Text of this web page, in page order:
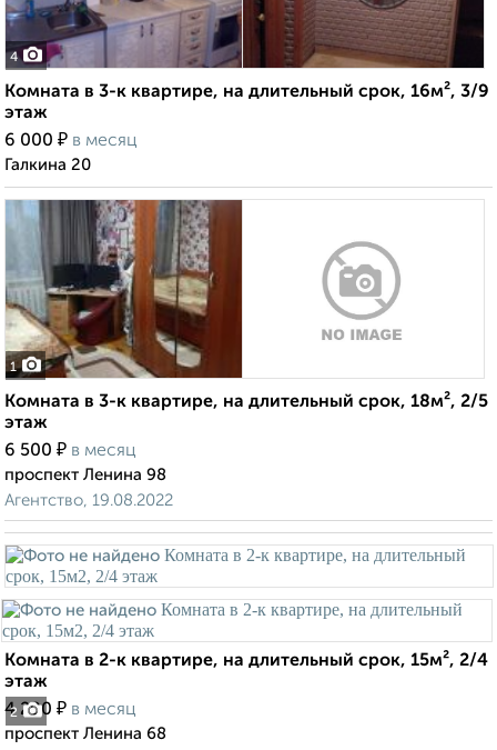
4
Комната в 3-к квартире, на длительный срок, 16м², 3/9
этаж
6 000 ₽ в месяц
Галкина 20
1
Комната в 3-к квартире, на длительный срок, 18м², 2/5
этаж
6 500 ₽ в месяц
проспект Ленина 98
Агентство, 19.08.2022
2
Комната в 2-к квартире, на длительный срок, 15м², 2/4
этаж
4 200 ₽ в месяц
проспект Ленина 68